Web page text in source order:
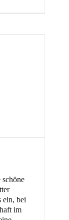
schöne
ein, bei
im